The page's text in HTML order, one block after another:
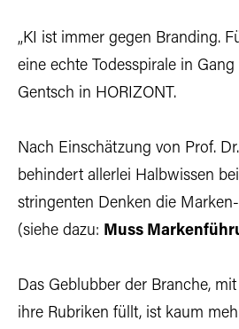
„KI ist immer gegen Branding.
eine echte Todesspirale in Gang
Gentsch in HORIZONT.
Nach Einschätzung von Prof.
behindert allerlei Halbwissen
stringenten Denken die
(siehe dazu: Muss
Das Geblubber der Branche,
ihre Rubriken füllt, ist kaum